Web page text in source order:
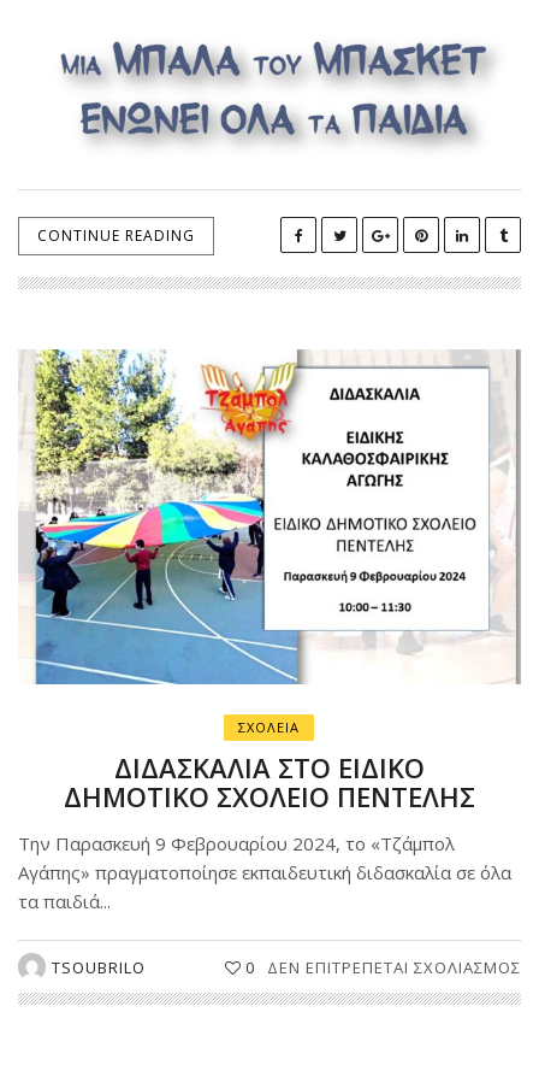
CONTINUE READING
ΣΧΟΛΕΙΑ
ΔΙΔΑΣΚΑΛΙΑ ΣΤΟ ΕΙΔΙΚΟ
ΔΗΜΟΤΙΚΟ ΣΧΟΛΕΙΟ ΠΕΝΤΕΛΗΣ
Την Παρασκευή 9 Φεβρουαρίου 2024, το «Τζάμπολ
Αγάπης» πραγματοποίησε εκπαιδευτική διδασκαλία σε όλα
τα παιδιά...
TSOUBRILO ΔΕΝ ΕΠΙΤΡΈΠΕΤΑΙ ΣΧΟΛΙΑΣΜΌΣ
0